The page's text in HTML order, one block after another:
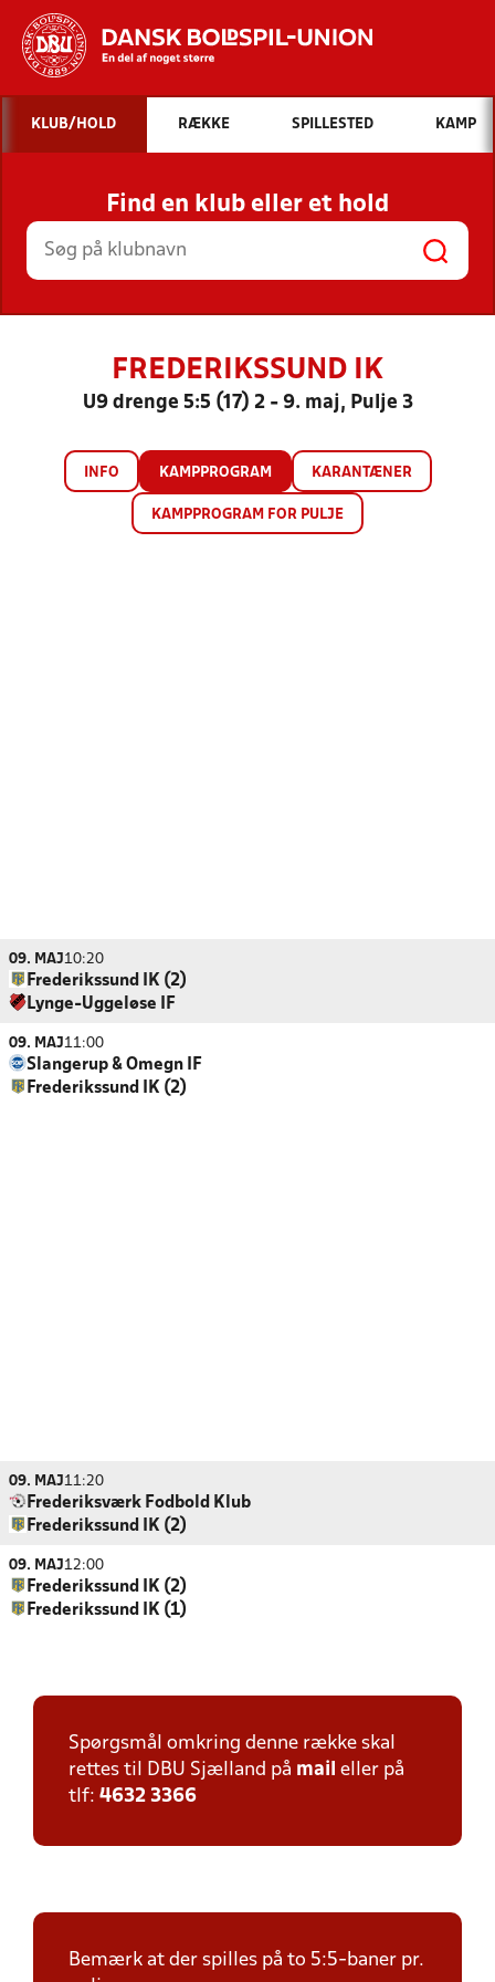
Hvad vil du søge efter?
INDHOLD OG NYHEDER
STILLINGER, RESULTATER, KLUBBER OG
HOLD
KLUB/HOLD RÆKKE SPILLESTED KAMP
Find en klub eller et hold
FREDERIKSSUND IK
U9 drenge 5:5 (17) 2 - 9. maj, Pulje 3
INFO KAMPPROGRAM KARANTÆNER
KAMPPROGRAM FOR PULJE
09. MAJ10:20
Frederikssund IK (2)
Lynge-Uggeløse IF
09. MAJ11:00
Slangerup & Omegn IF
Frederikssund IK (2)
09. MAJ11:20
Frederiksværk Fodbold Klub
Frederikssund IK (2)
09. MAJ12:00
Frederikssund IK (2)
Frederikssund IK (1)
Spørgsmål omkring denne række skal
rettes til DBU Sjælland på mail eller på
tlf: 4632 3366
Bemærk at der spilles på to 5:5-baner pr.